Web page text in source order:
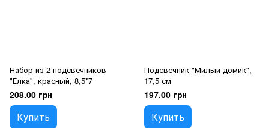
Набор из 2 подсвечников
"Елка", красный, 8,5*7
208.00 грн
Купить
Подсвечник "Милый домик",
17,5 см
197.00 грн
Купить